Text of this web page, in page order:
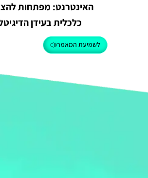
האינטרנט: מפתחות
כלכלית בעידן
לשמיעת המאמר